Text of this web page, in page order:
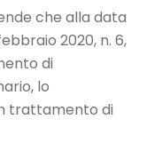
che alla data
2020, n. 6,
di
lo
trattamento di